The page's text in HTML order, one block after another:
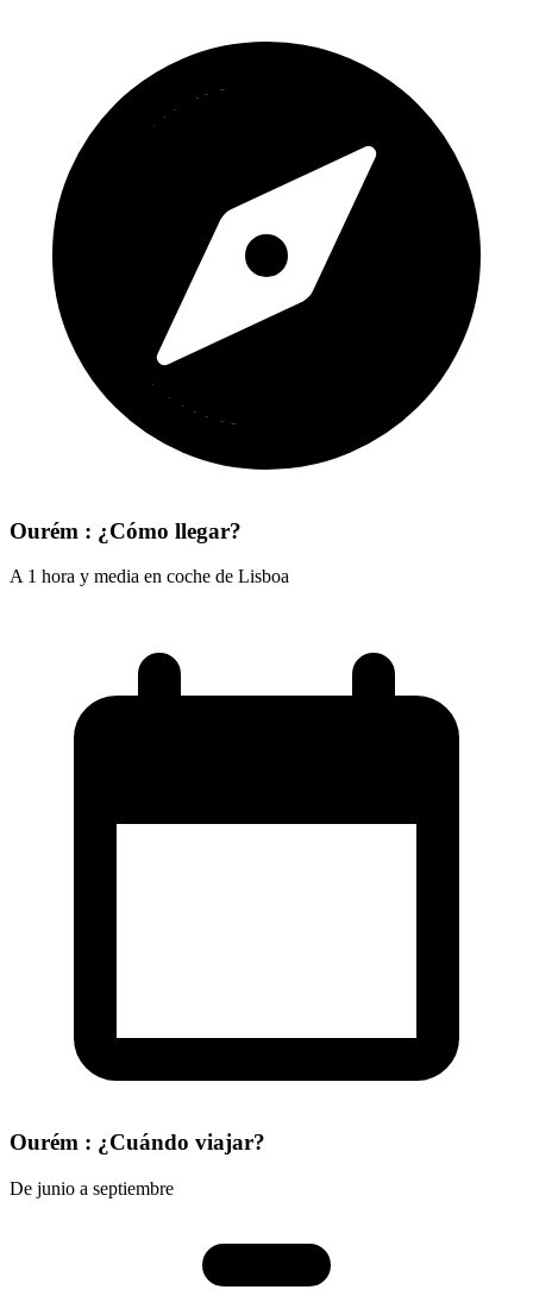
Ourém : ¿Cómo llegar?
A 1 hora y media en coche de Lisboa
Ourém : ¿Cuándo viajar?
De junio a septiembre